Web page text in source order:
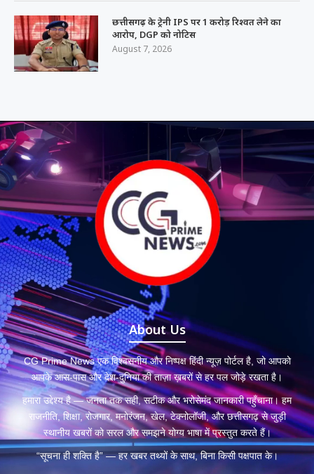
छत्तीसगढ़ के ट्रेनी IPS पर 1 करोड़ रिश्वत लेने का
आरोप, DGP को नोटिस
August 7, 2026
About Us
CG Prime News एक विश्वसनीय और निष्पक्ष हिंदी न्यूज़ पोर्टल है, जो आपको
आपके आस-पास और देश-दुनिया की ताज़ा ख़बरों से हर पल जोड़े रखता है।
हमारा उद्देश्य है — जनता तक सही, सटीक और भरोसेमंद जानकारी पहुँचाना। हम
राजनीति, शिक्षा, रोजगार, मनोरंजन, खेल, टेक्नोलॉजी, और छत्तीसगढ़ से जुड़ी
स्थानीय खबरों को सरल और समझने योग्य भाषा में प्रस्तुत करते हैं।
“सूचना ही शक्ति है” — हर खबर तथ्यों के साथ, बिना किसी पक्षपात के।